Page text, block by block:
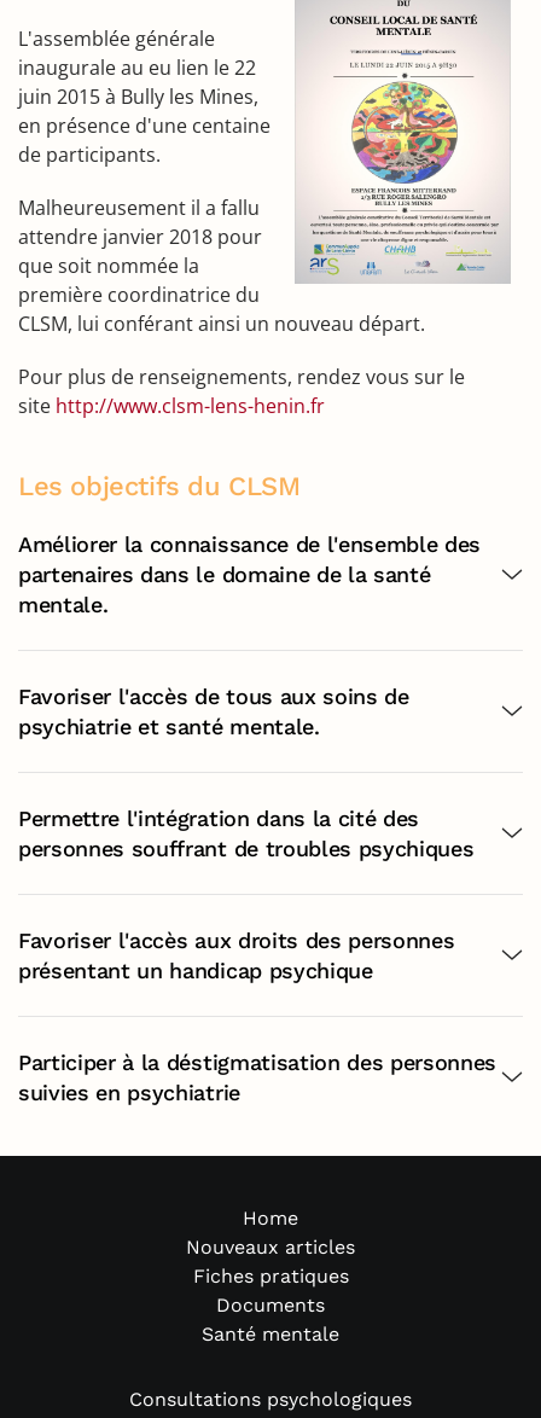
L'assemblée générale
inaugurale au eu lien le 22
juin 2015 à Bully les Mines,
en présence d'une centaine
de participants.
Malheureusement il a fallu
attendre janvier 2018 pour
que soit nommée la
première coordinatrice du
CLSM, lui conférant ainsi un nouveau départ.
Pour plus de renseignements, rendez vous sur le
site http://www.clsm-lens-henin.fr
Les objectifs du CLSM
Améliorer la connaissance de l'ensemble des
partenaires dans le domaine de la santé
mentale.
Favoriser l'accès de tous aux soins de
psychiatrie et santé mentale.
Permettre l'intégration dans la cité des
personnes souffrant de troubles psychiques
Favoriser l'accès aux droits des personnes
présentant un handicap psychique
Participer à la déstigmatisation des personnes
suivies en psychiatrie
Home
Nouveaux articles
Fiches pratiques
Documents
Santé mentale
Consultations psychologiques